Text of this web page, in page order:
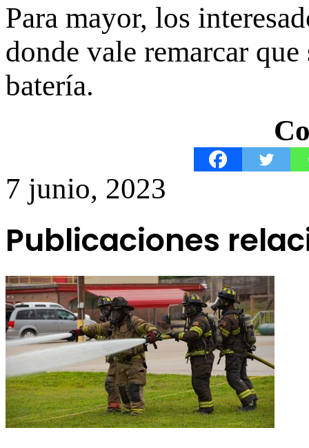
Para mayor, los
donde vale remarcar
batería.
7 junio, 2023
Publicaciones